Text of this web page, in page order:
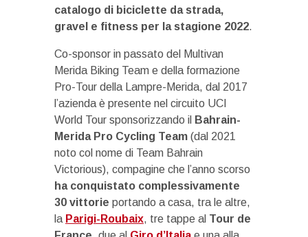
catalogo di biciclette da strada,
gravel e fitness per la stagione 2022.
Co-sponsor in passato del Multivan
Merida Biking Team e della formazione
Pro-Tour della Lampre-Merida, dal 2017
l’azienda è presente nel circuito UCI
World Tour sponsorizzando il Bahrain-
Merida Pro Cycling Team (dal 2021
noto col nome di Team Bahrain
Victorious), compagine che l’anno scorso
ha conquistato complessivamente
30 vittorie portando a casa, tra le altre,
la Parigi-Roubaix, tre tappe al Tour de